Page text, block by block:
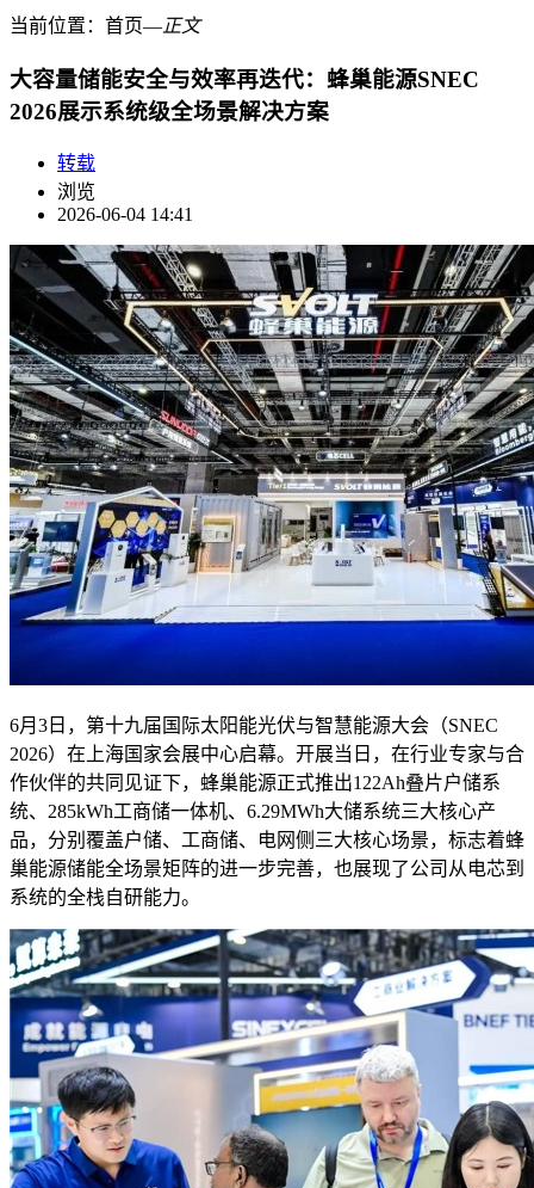
当前位置： 首页―正文
大容量储能安全与效率再迭代：蜂巢能源SNEC
2026展示系统级全场景解决方案
转载
浏览
2026-06-04 14:41
6月3日，第十九届国际太阳能光伏与智慧能源大会（SNEC
2026）在上海国家会展中心启幕。开展当日，在行业专家与合
作伙伴的共同见证下，蜂巢能源正式推出122Ah叠片户储系
统、285kWh工商储一体机、6.29MWh大储系统三大核心产
品，分别覆盖户储、工商储、电网侧三大核心场景，标志着蜂
巢能源储能全场景矩阵的进一步完善，也展现了公司从电芯到
系统的全栈自研能力。